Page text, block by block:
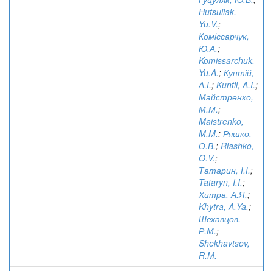
Hutsuliak,
Yu.V.;
Коміссарчук,
Ю.А.;
Komissarchuk,
Yu.A.; Кунтій,
А.І.; Kuntii, A.I.;
Майстренко,
М.М.;
Maistrenko,
M.M.; Ряшко,
О.В.; Riashko,
O.V.;
Татарин, І.І.;
Tataryn, I.I.;
Хитра, А.Я.;
Khytra, A.Ya.;
Шехавцов,
Р.М.;
Shekhavtsov,
R.M.